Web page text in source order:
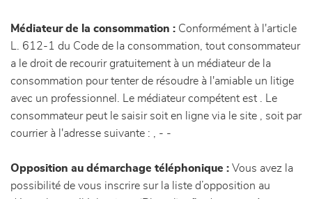
Médiateur de la consommation : Conformément à l'article
L. 612-1 du Code de la consommation, tout consommateur
a le droit de recourir gratuitement à un médiateur de la
consommation pour tenter de résoudre à l'amiable un litige
avec un professionnel. Le médiateur compétent est . Le
consommateur peut le saisir soit en ligne via le site
, soit par
courrier à l'adresse suivante : , - -
Opposition au démarchage téléphonique : Vous avez la
possibilité de vous inscrire sur la liste d’opposition au